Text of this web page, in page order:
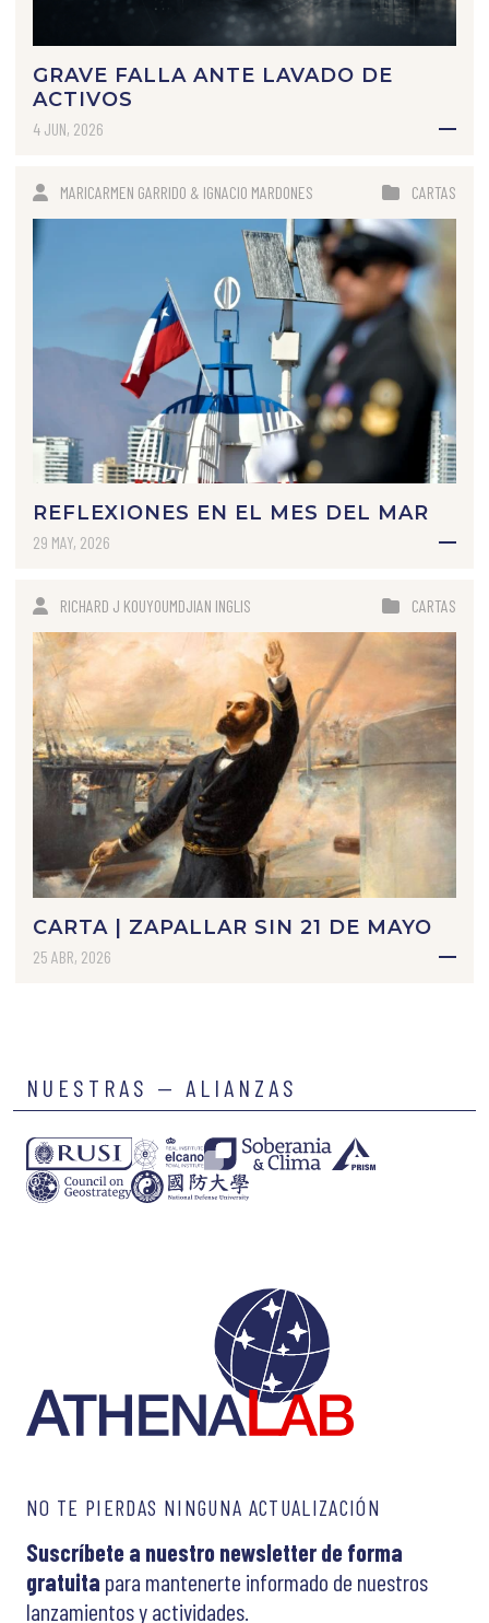
GRAVE FALLA ANTE LAVADO DE
ACTIVOS
4 JUN, 2026
MARICARMEN GARRIDO & IGNACIO MARDONES CARTAS
REFLEXIONES EN EL MES DEL MAR
29 MAY, 2026
RICHARD J KOUYOUMDJIAN INGLIS CARTAS
CARTA | ZAPALLAR SIN 21 DE MAYO
25 ABR, 2026
NUESTRAS — ALIANZAS
NO TE PIERDAS NINGUNA ACTUALIZACIÓN
Suscríbete a nuestro newsletter de forma
gratuita para mantenerte informado de nuestros
lanzamientos y actividades.